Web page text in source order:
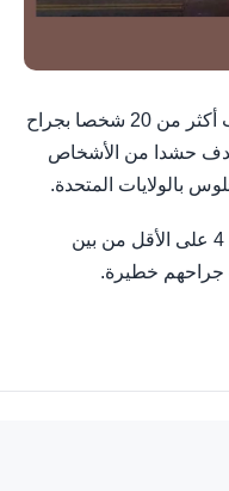
لوس أنجلوس في 19 يوليو/وام/ أصيب أكثر من 20 شخصا بجراح
حشدا من الأشخاص
بالولايات المتحدة.
وذكرت “إدارة الإطفاء” في المدينة أن 4 على الأقل من بين